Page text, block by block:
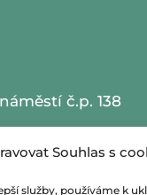
Souhlas s
služby, používáme k
č.p. 138